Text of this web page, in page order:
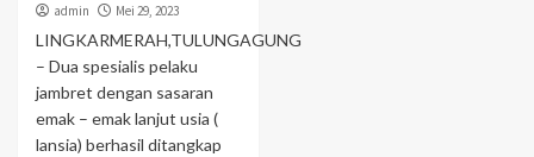
admin Mei 29, 2023
LINGKARMERAH,TULUNGAGUNG
– Dua spesialis pelaku
jambret dengan sasaran
emak – emak lanjut usia (
lansia) berhasil ditangkap